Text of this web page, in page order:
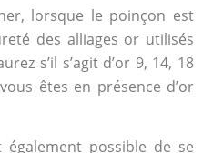
lorsque le poinçon est
des alliages or utilisés
s’il s’agit d’or 9, 14, 18
êtes en présence d’or
possible de se